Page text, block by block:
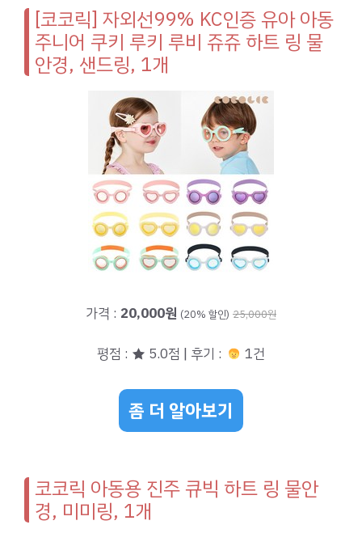
[코코릭] 자외선99% KC인증 유아 아동
주니어 쿠키 루키 루비 쥬쥬 하트 링 물
안경, 샌드링, 1개
가격 : 20,000원 (20% 할인) 25,000원
평점 : ★ 5.0점 | 후기 : 1건
좀 더 알아보기
코코릭 아동용 진주 큐빅 하트 링 물안
경, 미미링, 1개